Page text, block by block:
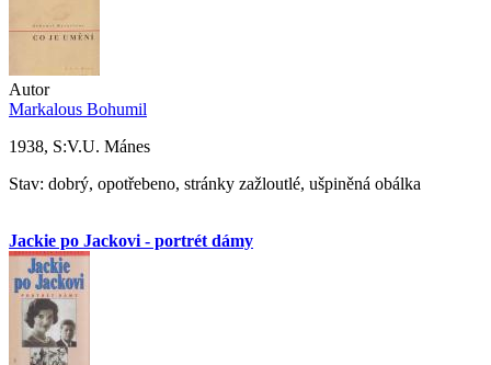
Autor
Markalous Bohumil
1938, S:V.U. Mánes
Stav: dobrý, opotřebeno, stránky zažloutlé, ušpiněná obálka
Jackie po Jackovi - portrét dámy